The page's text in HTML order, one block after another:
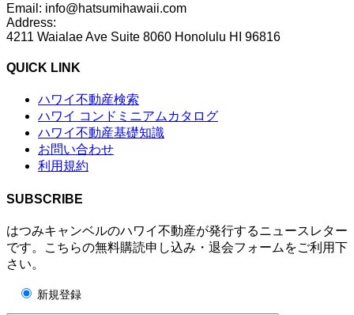
Email: info@hatsumihawaii.com
Address:
4211 Waialae Ave Suite 8060 Honolulu HI 96816
QUICK LINK
ハワイ不動産検索
ハワイ コンドミニアムカタログ
ハワイ不動産基礎知識
お問い合わせ
利用規約
SUBSCRIBE
はつみキャンベルのハワイ不動産が発行するニュースレター
です。こちらの無料購読申し込み・退会フォームをご利用下
さい。
新規登録